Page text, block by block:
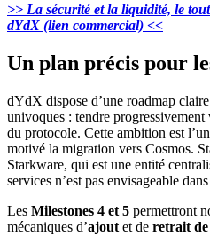
>> La sécurité et la liquidité, le
dYdX (lien commercial) <<
Un plan précis pour
dYdX dispose d’une roadmap claire
univoques : tendre progressivement
du protocole. Cette ambition est
motivé la migration vers Cosmos.
Starkware, qui est une entité
services n’est pas envisageable
Les Milestones 4 et 5 permettront
mécaniques d’ajout et de retrait